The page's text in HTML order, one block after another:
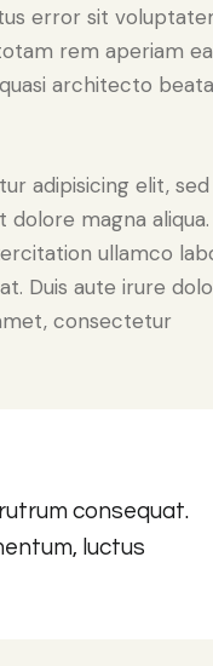
error sit
rem aperiam
architecto
adipisicing elit,
magna aliqua.
ullamco
Duis aute irure
consectetur
consequat.
luctus